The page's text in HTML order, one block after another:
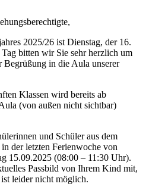
2025/26 ist Dienstag, der 16.
bitten wir Sie sehr herzlich um
in die Aula unserer
Klassen wird bereits ab
(von außen nicht sichtbar)
und Schüler aus dem
der letzten Ferienwoche von
15.09.2025 (08:00 – 11:30 Uhr).
Passbild von Ihrem Kind mit,
leider nicht möglich.